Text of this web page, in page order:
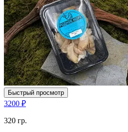
Быстрый просмотр
3200 ₽
320 гр.